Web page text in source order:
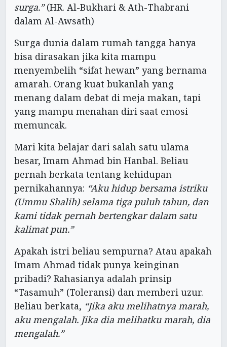
surga.”(HR. Al-Bukhari & Ath-Thabrani
dalam Al-Awsath)
Surga dunia dalam rumah tangga hanya
bisa dirasakan jika kita mampu
menyembelih “sifat hewan” yang bernama
amarah. Orang kuat bukanlah yang
menang dalam debat di meja makan, tapi
yang mampu menahan diri saat emosi
memuncak.
Mari kita belajar dari salah satu ulama
besar, Imam Ahmad bin Hanbal. Beliau
pernah berkata tentang kehidupan
pernikahannya: “Aku hidup bersama istriku
(Ummu Shalih) selama tiga puluh tahun, dan
kami tidak pernah bertengkar dalam satu
kalimat pun.”
Apakah istri beliau sempurna? Atau apakah
Imam Ahmad tidak punya keinginan
pribadi? Rahasianya adalah prinsip
“Tasamuh” (Toleransi) dan memberi uzur.
Beliau berkata, “Jika aku melihatnya marah,
aku mengalah. Jika dia melihatku marah, dia
mengalah.”